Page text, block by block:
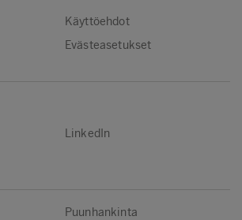
Käyttöehdot
Evästeasetukset
LinkedIn
Puunhankinta